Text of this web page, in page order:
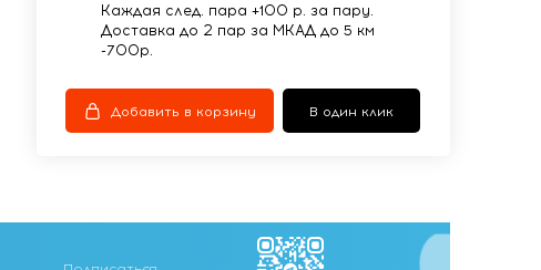
Каждая след. пара +100 р. за пару.
Доставка до 2 пар за МКАД до 5 км
-700р.
Добавить в корзину В один клик